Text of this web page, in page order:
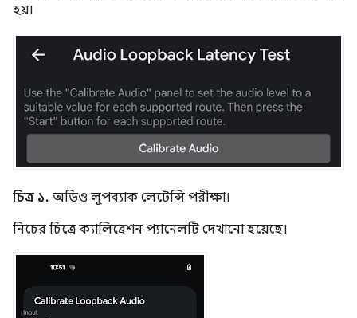
হয়।
চিত্র ১. অডিও লুপব্যাক লেটেন্সি পরীক্ষা।
নিচের চিত্রে ক্যালিব্রেশন প্যানেলটি দেখানো হয়েছে।